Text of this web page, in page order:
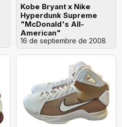
Kobe Bryant x Nike
Hyperdunk Supreme
"McDonald's All-
American"
16 de septiembre de 2008